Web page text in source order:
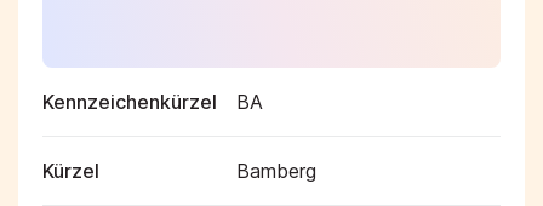
Kennzeichenkürzel BA
Kürzel Bamberg